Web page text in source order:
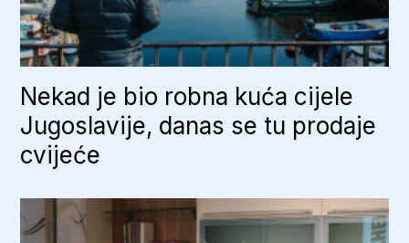
Nekad je bio robna kuća cijele
Jugoslavije, danas se tu prodaje
cvijeće